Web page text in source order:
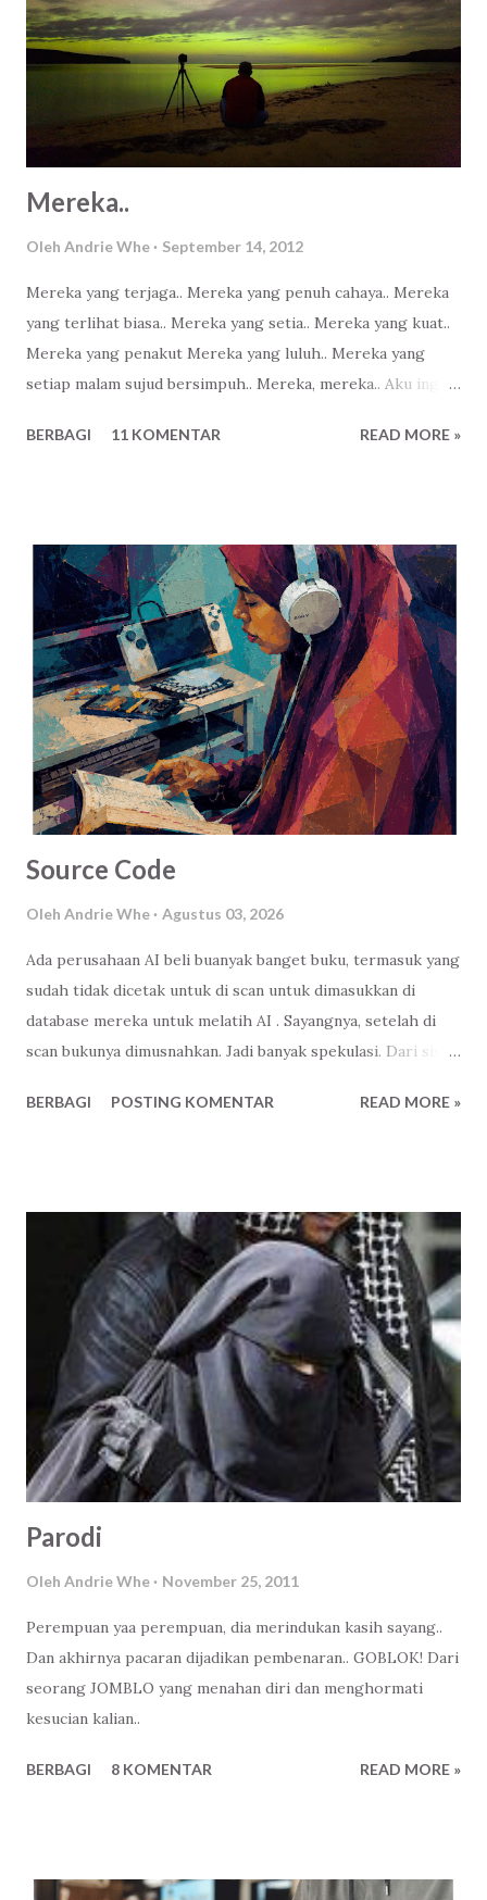
Mereka..
Oleh Andrie Whe September 14, 2012
Mereka yang terjaga.. Mereka yang penuh cahaya.. Mereka
yang terlihat biasa.. Mereka yang setia.. Mereka yang kuat..
Mereka yang penakut Mereka yang luluh.. Mereka yang
setiap malam sujud bersimpuh.. Mereka, mereka.. Aku ingin
BERBAGI 11 KOMENTAR READ MORE »
Source Code
Oleh Andrie Whe Agustus 03, 2026
Ada perusahaan AI beli buanyak banget buku, termasuk yang
sudah tidak dicetak untuk di scan untuk dimasukkan di
database mereka untuk melatih AI . Sayangnya, setelah di
scan bukunya dimusnahkan. Jadi banyak spekulasi. Dari sisi
mau gue apain-lah. Mau gue monopoli isinya ( source code )
Ya, itu juga resiko. Jayalah perabadan mesin berpikir
mandiri! Jaya! Jaya! Jaya! Terlalu menjiwai Ndri! Wkwkwk
Paling tidak hikmah dari berita ini ada kesadaran. Kenapa
ada satu kitab suci yang bisa dihafal jutaan manusia, ada
ratusan ribu perkataan manusia yang tidak dilukiskan
wajahnya bisa menjadi panduan dalam kehidupan. Dan tentu
saja, ada Tuhan Yang Berkehendak menjaganya sampai akhir
zaman.
BERBAGI POSTING KOMENTAR READ MORE »
Parodi
Oleh Andrie Whe November 25, 2011
Perempuan yaa perempuan, dia merindukan kasih sayang..
Dan akhirnya pacaran dijadikan pembenaran.. GOBLOK! Dari
seorang JOMBLO yang menahan diri dan menghormati
kesucian kalian..
BERBAGI 8 KOMENTAR READ MORE »